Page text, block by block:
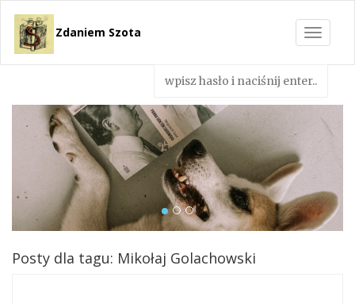
Toggle
Zdaniem Szota
Posty dla tagu: Mikołaj Golachowski